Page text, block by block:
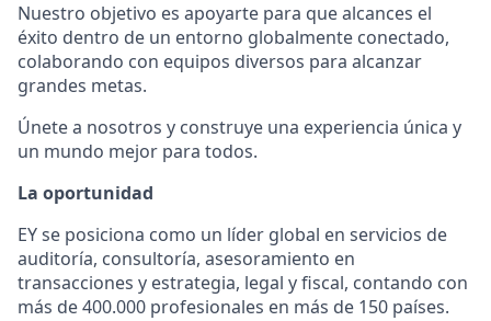
Nuestro objetivo es apoyarte para que alcances el
éxito dentro de un entorno globalmente conectado,
colaborando con equipos diversos para alcanzar
grandes metas.
Únete a nosotros y construye una experiencia única y
un mundo mejor para todos.
La oportunidad
EY se posiciona como un líder global en servicios de
auditoría, consultoría, asesoramiento en
transacciones y estrategia, legal y fiscal, contando con
más de 400.000 profesionales en más de 150 países.